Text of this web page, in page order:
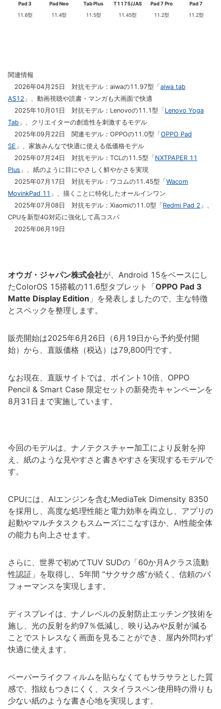
Pad 3
11.6型
Pad Neo
11.4型
Tab Plus
11.5型
T1175/JAS
11.45型
Pad 7 Pro
11.2型
Pad 7
11.2型
関連情報
2026年04月25日 対抗モデル：aiwaの11.97型「 aiwa tab
AS12 」、動画視聴や読書・マンガも大画面で快適
2025年10月01日 対抗モデル：Lenovoの11.1型「 Lenovo Yoga
Tab 」、クリエイターの創造性を刺激するモデル
2025年09月22日 関連モデル：OPPOの11.0型「 OPPO Pad
SE 」、家族みんなで快適に使える低価格モデル
2025年07月24日 対抗モデル：TCLの11.5型「 NXTPAPER 11
Plus 」、紙のように目にやさしく鮮やかさを実現
2025年07月17日 対抗モデル：ワコムの11.45型「 Wacom
MovinkPad 11 」、描くことに特化したオールインワン
2025年07月08日 対抗モデル：Xiaomiの11.0型「 Redmi Pad 2 」、
CPUを新型4G対応に強化して高コスパ
2025年06月19日
オウガ・ジャパン株式会社が、Android 15をベースにし
たColorOS 15搭載の11.6型タブレット「OPPO Pad 3
Matte Display Edition 」を発表しましたので、主な特徴
とスペックを整理します。
販売開始は2025年6月26日（6月19日から予約受付開
始）から、直販価格（税込）は79,800円です。
なお現在、直販サイトでは、ポイント10倍、OPPO
Pencil & Smart Case 限定セットの新発売キャンペーンを
8月31日まで実施しています。
今回のモデルは、ナノテクスチャー加工により反射を抑
え、紙のような見やすさと書きやすさを実現するモデルで
す。
CPUには、AIエンジンを含むMediaTek Dimensity 8350
を採用し、高度な処理性能と電力効率を両立し、アプリの
起動やマルチタスクもスムーズにこなすほか、AI性能全体
の能力も向上させます。
さらに、世界で初めてTUV SUDの「60か月Aクラス流動
性認証」を取得し、5年間 “サクサク感”が続く、信頼のパ
フォーマンスを実現します。
ディスプレイは、ナノレベルの反射防止エッチング技術を
施し、光の反射を約97％低減し、映り込みや反射が減る
ことでストレスなく画面を見ることができ、屋内外問わず
快適に使えます。
ペーパーライクフィルムを貼らなくてもサラサラとした質
感で、指紋もつきにくく、スタイラスペン使用時の滑りも
少ない紙のような書き心地を実現します。